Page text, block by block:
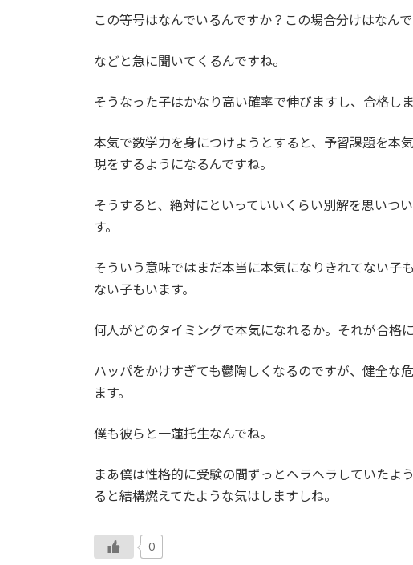
この等号はなんでいるんですか？この場合分けはなん
などと急に聞いてくるんですね。
そうなった子はかなり高い確率で伸びますし、合格しま
本気で数学力を身につけようとすると、予習課題を本
現をするようになるんですね。
そうすると、絶対にといっていいくらい別解を思いつ
す。
そういう意味ではまだ本当に本気になりきれてない子
ない子もいます。
何人がどのタイミングで本気になれるか。それが合格
ハッパをかけすぎても鬱陶しくなるのですが、健全な
ます。
僕も彼らと一蓮托生なんでね。
まあ僕は性格的に受験の間ずっとヘラヘラしていたよ
ると結構燃えてたような気はしますしね。
0